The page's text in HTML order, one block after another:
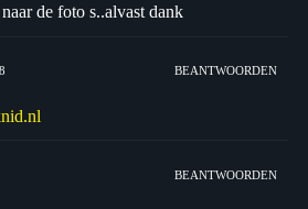
de foto s..alvast dank
BEANTWOORDEN
BEANTWOORDEN